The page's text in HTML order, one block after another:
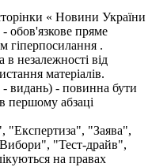
« Новини України
- обов'язкове пряме
гіперпосилання .
незалежності від
матеріалів.
- видань) - повинна бути
першому абзаці
"Експертиза", "Заява",
"Тест-драйв",
на правах